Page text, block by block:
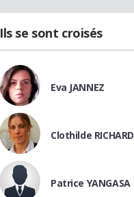
Ils se sont croisés
Eva JANNEZ
Clothilde RICHARD
Patrice YANGASA